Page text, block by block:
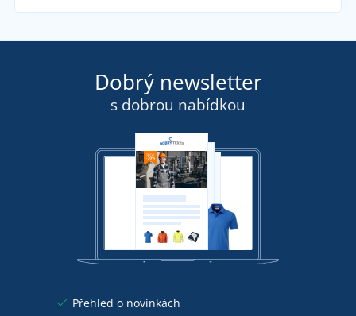
Dobrý newsletter
s dobrou nabídkou
Přehled o novinkách